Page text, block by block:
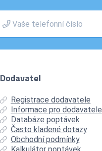
Dodavatel
Registrace dodavatele
Informace pro dodavatele
Databáze poptávek
Často kladené dotazy
Obchodní podmínky